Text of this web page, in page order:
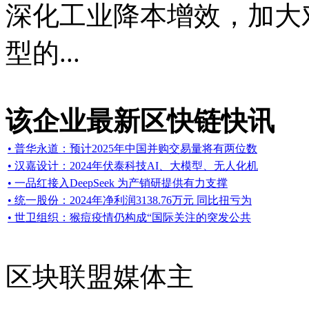
深化工业降本增效，加
型的...
该企业最新区快链快讯
• 普华永道：预计2025年中国并购交易量将有两位数
• 汉嘉设计：2024年伏泰科技AI、大模型、无人化机
• 一品红接入DeepSeek 为产销研提供有力支撑
• 统一股份：2024年净利润3138.76万元 同比扭亏为
• 世卫组织：猴痘疫情仍构成“国际关注的突发公共
区块联盟媒体主